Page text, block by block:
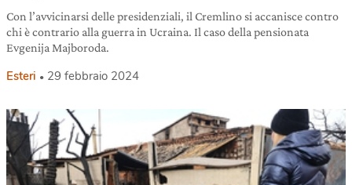
Con l’avvicinarsi delle presidenziali, il Cremlino si accanisce contro
chi è contrario alla guerra in Ucraina. Il caso della pensionata
Evgenija Majboroda.
Esteri 29 febbraio 2024